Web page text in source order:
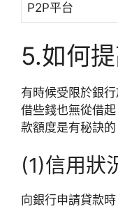
P2P平台
5.如何
有時候受限於銀
借些錢也無從借
款額度是有秘訣
(1)信用狀
向銀行申請貸款